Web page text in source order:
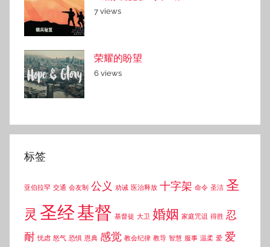
7 views
荣耀的盼望
6 views
标签
亚伯拉罕 交通 会友制 公义 劝诫 医治释放 十字架 命令 圣洁 圣
灵 圣经基督 基督徒 大卫 婚姻 家庭咒诅 得胜 忍
耐 忧虑 怒气 恐惧 恩典 感觉 教会纪律 教导 智慧 服事 温柔 爱 爱